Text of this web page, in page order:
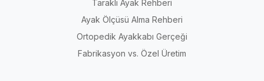
Taraklı Ayak Rehberi
Ayak Ölçüsü Alma Rehberi
Ortopedik Ayakkabı Gerçeği
Fabrikasyon vs. Özel Üretim